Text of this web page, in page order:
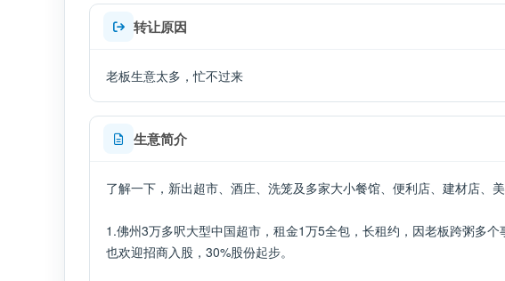
转让原因
老板生意太多，忙不过来
生意简介
了解一下，新出超市、酒庄、洗笼及多家大小餐馆​、便利店、建材店、
1.佛州3万多呎大型中国超市，租金1万5全包，长租约，因老板跨粥多
也欢迎招商入股，30%股份起步。